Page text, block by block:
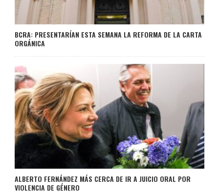
BCRA: PRESENTARÍAN ESTA SEMANA LA REFORMA DE LA CARTA
ORGÁNICA
ALBERTO FERNÁNDEZ MÁS CERCA DE IR A JUICIO ORAL POR
VIOLENCIA DE GÉNERO